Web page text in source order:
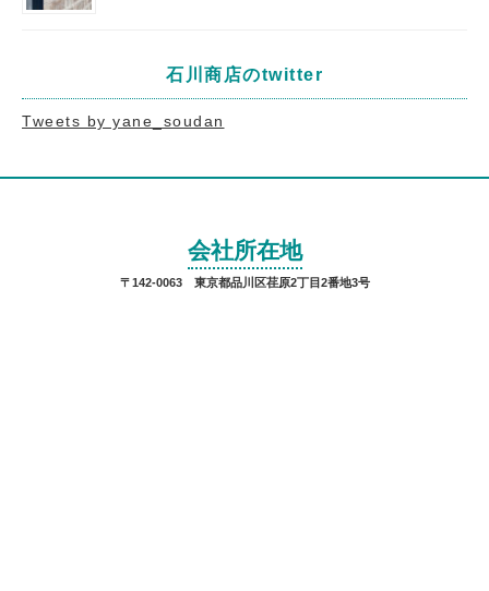
石川商店のtwitter
Tweets by yane_soudan
会社所在地
〒142-0063 東京都品川区荏原2丁目2番地3号